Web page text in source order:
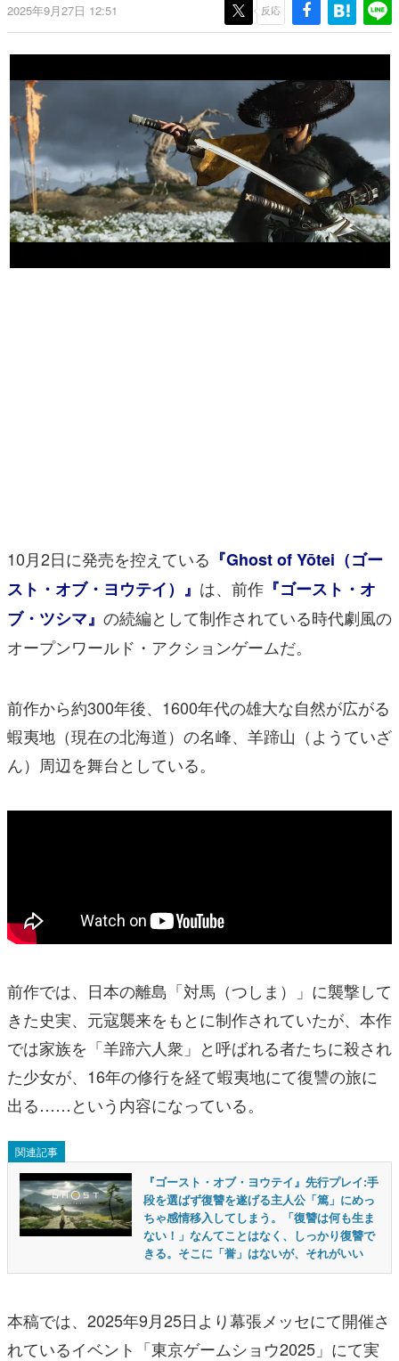
これからのデジタルゲーム市場を担う若きクリエイター達
の姿を追い、彼らのルーツと情熱を探っていきます。
ゲームに多大な影響を受けた作家さんに取材し、ゲームが
日本のコンテンツ産業やカルチャーに与えた影響を探る企
画です。
日本モバイルゲーム産業史
日本のモバイルゲーム史における主要なトピック・タイト
ルを網羅するほか、開発者へのインタビューや識者による
解説を掲載。約20年の歴史が一望できる決定版！
若ゲのいたり〜ゲームクリエイターの青春〜
『うつヌケ』『ペンと箸』等で知られるマンガ家・田中圭
一先生によるゲーム業界レポートマンガです。
女性向け
アプリレビュー
その他
運営：株式会社マレ
2025年9月27日 12:51 反応
10月2日に発売を控えている 『Ghost of Yōtei（ゴー
スト・オブ・ヨウテイ）』 は、前作 『ゴースト・オ
ブ・ツシマ』 の続編として制作されている時代劇風の
オープンワールド・アクションゲームだ。
前作から約300年後、1600年代の雄大な自然が広がる
蝦夷地（現在の北海道）の名峰、羊蹄山（ようていざ
ん）周辺を舞台としている。
前作では、日本の離島「対馬（つしま）」に襲撃して
きた史実、元寇襲来をもとに制作されていたが、本作
では家族を「羊蹄六人衆」と呼ばれる者たちに殺され
た少女が、16年の修行を経て蝦夷地にて復讐の旅に
出る……という内容になっている。
関連記事
『ゴースト・オブ・ヨウテイ』先行プレイ:手
段を選ばず復讐を遂げる主人公「篤」にめっ
ちゃ感情移入してしまう。「復讐は何も生ま
ない！」なんてことはなく、しっかり復讐で
きる。そこに「誉」はないが、それがいい
本稿では、2025年9月25日より幕張メッセにて開催さ
れているイベント「東京ゲームショウ2025」にて実